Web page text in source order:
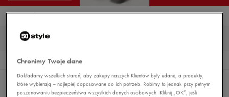
STRONA GŁÓWNA UBRANIA KURTKI ZIMOWE
0
Wyników
Sortuj:
REKOMENDOWANE
FILTRUJ
Pokaż
Chronimy Twoje dane
Dokładamy wszelkich starań, aby zakupy naszych Klientów były udane, a produkty,
które wybierają – najlepiej dopasowane do ich potrzeb. Robimy to jednak przy pełnym
poszanowaniu bezpieczeństwa wszystkich danych osobowych. Kliknij „OK”, jeśli